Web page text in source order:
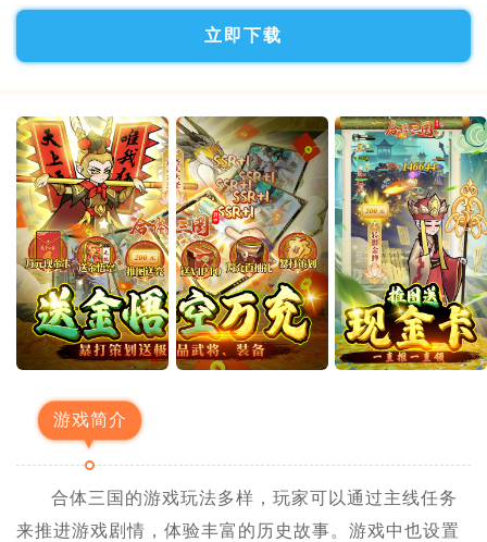
立即下载
游戏简介
合体三国的游戏玩法多样，玩家可以通过主线任务
来推进游戏剧情，体验丰富的历史故事。游戏中也设置